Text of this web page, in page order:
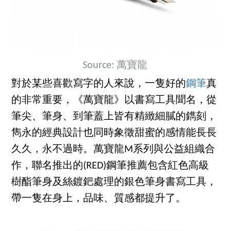
Source: 萬寶龍
對於某些喜歡寫字的人來說，一隻好的鋼筆真
的非常重要，《萬寶龍》以書寫工具聞名，從
筆尖、筆身、到筆蓋上皆有精緻細膩的鐫刻，
雋永的經典設計也同時象徵甜蜜的感情能長長
久久，永不過時。萬寶龍M系列與公益組織合
作，聯名推出的(RED)鋼筆推薦包含紅色高級
樹酯筆身及絲鍍鈀處理的銀色筆身書寫工具，
帶一隻在身上，品味、質感都提升了。